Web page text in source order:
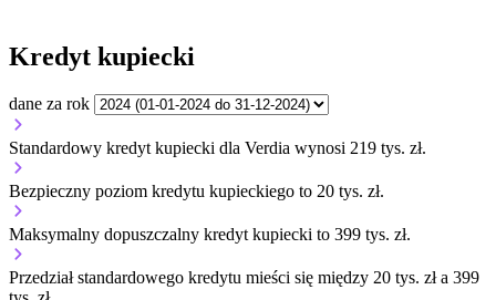
Kredyt kupiecki
dane za rok
Standardowy kredyt kupiecki dla Verdia wynosi 219 tys. zł.
Bezpieczny poziom kredytu kupieckiego to 20 tys. zł.
Maksymalny dopuszczalny kredyt kupiecki to 399 tys. zł.
Przedział standardowego kredytu mieści się między 20 tys. zł a 399